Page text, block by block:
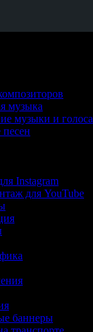
музыка
музыки и голоса
Instagram
для YouTube
баннеры